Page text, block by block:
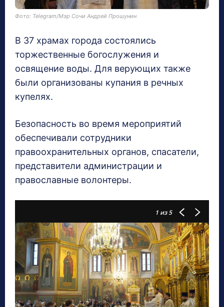
Фото: Telegram/Мэр Сочи Андрей Прошунин
В 37 храмах города состоялись
торжественные богослужения и
освящение воды. Для верующих также
были организованы купания в речных
купелях.
Безопасность во время мероприятий
обеспечивали сотрудники
правоохранительных органов, спасатели,
представители администрации и
православные волонтеры.
1 из 5